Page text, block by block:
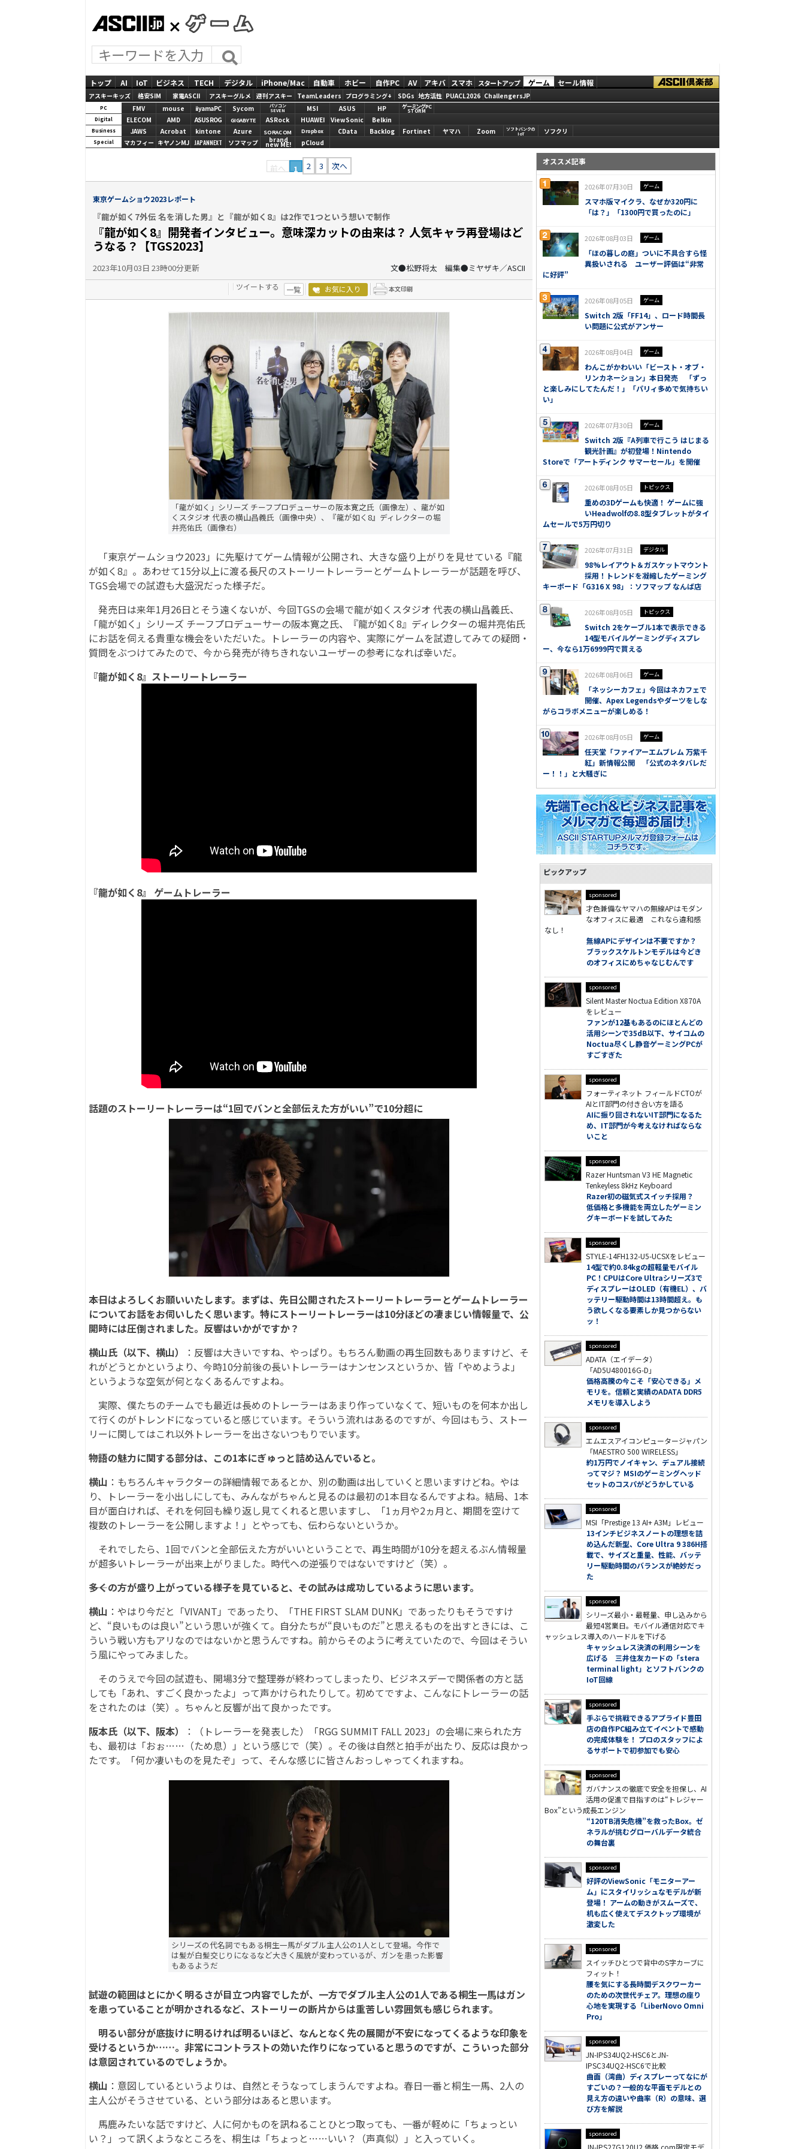
トップ AI IoT ビジネス TECH デジタル iPhone/Mac 自動車 ホビー 自作PC AV アキバ スマホ スタートアップ ゲーム セール情報
アスキーキッズ 格安SIM 家電ASCII アスキーグルメ 週刊アスキー TeamLeaders プログラミング+ SDGs 地方活性 PUACL2026 ChallengersJP
PC FMV mouse iiyamaPC Sycom
パソコン
SEVEN
MSI ASUS HP ゲーミングPC
STORM
Digital ELECOM AMD ASUS ROG GIGABYTE ASRock HUAWEI ViewSonic Belkin
Business JAWS Acrobat kintone Azure SORACOM Dropbox CData Backlog Fortinet ヤマハ Zoom
ソフトバンクの
IoT
ソフクリ
Special マカフィー キヤノンMJ JAPANNEXT ソフマップ brand
new ME! pCloud
前へ 1 2 3 次へ
東京ゲームショウ2023レポート
『龍が如く7外伝 名を消した男』と『龍が如く8』は2作で1つという想いで制作
『龍が如く8』開発者インタビュー。意味深カットの由来は？ 人気キャラ再登場はど
うなる？【TGS2023】
2023年10月03日 23時00分更新 文●松野将太 編集●ミヤザキ／ASCII
ツイートする 一覧 お気に入り
「龍が如く」シリーズ チーフプロデューサーの阪本寛之氏（画像左）、龍が如
くスタジオ 代表の横山昌義氏（画像中央）、『龍が如く8』ディレクターの堀
井亮佑氏（画像右）
「東京ゲームショウ2023」に先駆けてゲーム情報が公開され、大きな盛り上がりを見せている『龍
が如く8』。あわせて15分以上に渡る長尺のストーリートレーラーとゲームトレーラーが話題を呼び、
TGS会場での試遊も大盛況だった様子だ。
発売日は来年1月26日とそう遠くないが、今回TGSの会場で龍が如くスタジオ 代表の横山昌義氏、
「龍が如く」シリーズ チーフプロデューサーの阪本寛之氏、『龍が如く8』ディレクターの堀井亮佑氏
にお話を伺える貴重な機会をいただいた。トレーラーの内容や、実際にゲームを試遊してみての疑問・
質問をぶつけてみたので、今から発売が待ちきれないユーザーの参考になれば幸いだ。
『龍が如く8』ストーリートレーラー
『龍が如く8』 ゲームトレーラー
話題のストーリートレーラーは“1回でバンと全部伝えた方がいい”で10分超に
――本日はよろしくお願いいたします。まずは、先日公開されたストーリートレーラーとゲームトレーラー
についてお話をお伺いしたく思います。特にストーリートレーラーは10分ほどの凄まじい情報量で、公
開時には圧倒されました。反響はいかがですか？
横山氏（以下、横山）
：反響は大きいですね、やっぱり。もちろん動画の再生回数もありますけど、そ
れがどうとかというより、今時10分前後の長いトレーラーはナンセンスというか、皆「やめようよ」
というような空気が何となくあるんですよね。
実際、僕たちのチームでも最近は長めのトレーラーはあまり作っていなくて、短いものを何本か出し
て行くのがトレンドになっていると感じています。そういう流れはあるのですが、今回はもう、ストー
リーに関してはこれ以外トレーラーを出さないつもりでいます。
――物語の魅力に関する部分は、この1本にぎゅっと詰め込んでいると。
横山 ：もちろんキャラクターの詳細情報であるとか、別の動画は出していくと思いますけどね。やは
り、トレーラーを小出しにしても、みんながちゃんと見るのは最初の1本目なるんですよね。結局、1本
目が面白ければ、それを何回も繰り返し見てくれると思いますし、「1ヵ月や2ヵ月と、期間を空けて
複数のトレーラーを公開しますよ！」とやっても、伝わらないというか。
それでしたら、1回でバンと全部伝えた方がいいということで、再生時間が10分を超えるぶん情報量
が超多いトレーラーが出来上がりました。時代への逆張りではないですけど（笑）。
――多くの方が盛り上がっている様子を見ていると、その試みは成功しているように思います。
横山 ：やはり今だと「VIVANT」であったり、「THE FIRST SLAM DUNK」であったりもそうですけ
ど、“良いものは良い”という思いが強くて。自分たちが“良いものだ”と思えるものを出すときには、こ
ういう戦い方もアリなのではないかと思うんですね。前からそのように考えていたので、今回はそうい
う風にやってみました。
そのうえで今回の試遊も、開場3分で整理券が終わってしまったり、ビジネスデーで関係者の方と話
しても「あれ、すごく良かったよ」って声かけられたりして。初めてですよ、こんなにトレーラーの話
をされたのは（笑）。ちゃんと反響が出て良かったです。
阪本氏（以下、阪本）
：（トレーラーを発表した）「RGG SUMMIT FALL 2023」の会場に来られた方
も、最初は「おぉ……（ため息）」という感じで（笑）。その後は自然と拍手が出たり、反応は良かっ
たです。「何か凄いものを見たぞ」って、そんな感じに皆さんおっしゃってくれますね。
シリーズの代名詞でもある桐生一馬がダブル主人公の1人として登場。今作で
は髪が白髪交じりになるなど大きく風貌が変わっているが、ガンを患った影響
もあるようだ
――試遊の範囲はとにかく明るさが目立つ内容でしたが、一方でダブル主人公の1人である桐生一馬はガン
を患っていることが明かされるなど、ストーリーの断片からは重苦しい雰囲気も感じられます。
明るい部分が底抜けに明るければ明るいほど、なんとなく先の展開が不安になってくるような印象を
受けるというか……。非常にコントラストの効いた作りになっていると思うのですが、こういった部分
は意図されているのでしょうか。
横山 ：意図しているというよりは、自然とそうなってしまうんですよね。春日一番と桐生一馬、2人の
主人公がそうさせている、という部分はあると思います。
馬鹿みたいな話ですけど、人に何かものを訊ねることひとつ取っても、一番が軽めに「ちょっとい
い？」って訊くようなところを、桐生は「ちょっと……いい？（声真似）」と入っていく。
オススメ記事
2026年07月30日 ゲーム
スマホ版マイクラ、なぜか320円に
「は？」「1300円で買ったのに」
2026年08月03日 ゲーム
「ほの暮しの庭」ついに不具合すら怪
異扱いされる ユーザー評価は“非常
に好評”
2026年08月05日 ゲーム
Switch 2版「FF14」、ロード時間長
い問題に公式がアンサー
2026年08月04日 ゲーム
わんこがかわいい「ビースト・オブ・
リンカネーション」本日発売 「ずっ
と楽しみにしてたんだ！」「パリィ多めで気持ちい
い」
2026年07月30日 ゲーム
Switch 2版『A列車で行こう はじまる
観光計画』が初登場！Nintendo
Storeで「アートディンク サマーセール」を開催
2026年08月05日 トピックス
重めの3Dゲームも快適！ ゲームに強
いHeadwolfの8.8型タブレットがタイ
ムセールで5万円切り
2026年07月31日 デジタル
98%レイアウト＆ガスケットマウント
採用！トレンドを凝縮したゲーミング
キーボード「G316 X 98」：ソフマップ なんば店
2026年08月05日 トピックス
Switch 2をケーブル1本で表示できる
14型モバイルゲーミングディスプレ
ー、今なら1万6999円で買える
2026年08月06日 ゲーム
「ネッシーカフェ」今回はネカフェで
開催、Apex Legendsやダーツをしな
がらコラボメニューが楽しめる！
2026年08月05日 ゲーム
任天堂「ファイアーエムブレム 万紫千
紅」新情報公開 「公式のネタバレだ
ー！！」と大騒ぎに
ピックアップ
sponsored
才色兼備なヤマハの無線APはモダン
なオフィスに最適 これなら違和感
なし！
無線APにデザインは不要ですか？
ブラックスケルトンモデルは今どき
のオフィスにめちゃなじむんです
sponsored
Silent Master Noctua Edition X870A
をレビュー
ファンが12基もあるのにほとんどの
活用シーンで35dB以下、サイコムの
Noctua尽くし静音ゲーミングPCが
すごすぎた
sponsored
フォーティネット フィールドCTOが
AIとIT部門の付き合い方を語る
AIに振り回されないIT部門になるた
め、IT部門が今考えなければならな
いこと
sponsored
Razer Huntsman V3 HE Magnetic
Tenkeyless 8kHz Keyboard
Razer初の磁気式スイッチ採用？
低価格と多機能を両立したゲーミン
グキーボードを試してみた
sponsored
STYLE-14FH132-U5-UCSXをレビュー
14型で約0.84kgの超軽量モバイル
PC！CPUはCore Ultraシリーズ3で
ディスプレーはOLED（有機EL）、バ
ッテリー駆動時間は13時間超え。も
う欲しくなる要素しか見つからない
ッ！
sponsored
ADATA（エイデータ）
「AD5U480016G-D」
価格高騰の今こそ「安心できる」メ
モリを。信頼と実績のADATA DDR5
メモリを導入しよう
sponsored
エムエスアイコンピュータージャパン
「MAESTRO 500 WIRELESS」
約1万円でノイキャン、デュアル接続
ってマジ？ MSIのゲーミングヘッド
セットのコスパがどうかしている
sponsored
MSI「Prestige 13 AI+ A3M」レビュー
13インチビジネスノートの理想を詰
め込んだ新型、Core Ultra 9 386H搭
載で、サイズと重量、性能、バッテ
リー駆動時間のバランスが絶妙だっ
た
sponsored
シリーズ最小・最軽量、申し込みから
最短4営業日。モバイル通信対応でキ
ャッシュレス導入のハードルを下げる
キャッシュレス決済の利用シーンを
広げる 三井住友カードの「stera
terminal light」とソフトバンクの
IoT回線
sponsored
手ぶらで挑戦できるアプライド豊田
店の自作PC組み立てイベントで感動
の完成体験を！ プロのスタッフによ
るサポートで初参加でも安心
sponsored
ガバナンスの徹底で安全を担保し、AI
活用の促進で目指すのは“トレジャー
Box”という成長エンジン
“120TB消失危機”を救ったBox。ゼ
ネラルが挑むグローバルデータ統合
の舞台裏
sponsored
好評のViewSonic「モニターアー
ム」にスタイリッシュなモデルが新
登場！ アームの動きがスムーズで、
机も広く使えてデスクトップ環境が
激変した
sponsored
スイッチひとつで背中のS字カーブに
フィット！
腰を気にする長時間デスクワーカー
のための次世代チェア。理想の座り
心地を実現する「LiberNovo Omni
Pro」
sponsored
JN-IPS34UQ2-HSC6とJN-
IPSC34UQ2-HSC6で比較
曲面（湾曲）ディスプレーってなにが
すごいの？一般的な平面モデルとの
見え方の違いや曲率（R）の意味、選
び方を解説
sponsored
JN-IPS27G120U2 価格.com限定モデ